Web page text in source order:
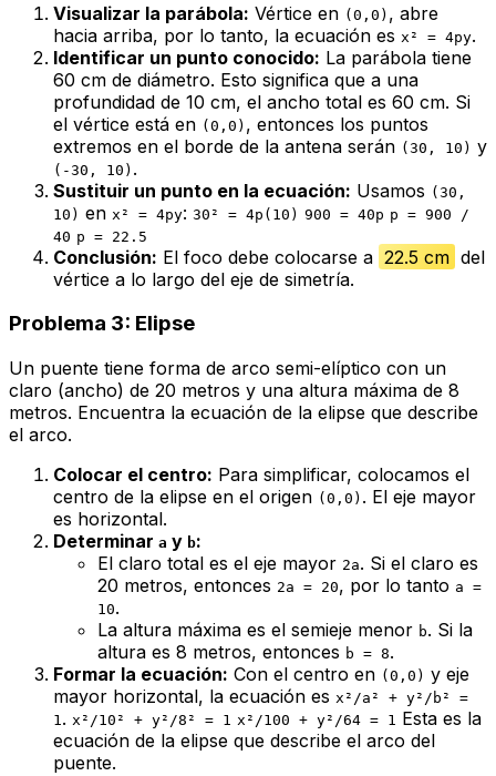
Visualizar la parábola: Vértice en (0,0) , abre
hacia arriba, por lo tanto, la ecuación es x² = 4py.
Identificar un punto conocido: La parábola tiene
60 cm de diámetro. Esto significa que a una
profundidad de 10 cm, el ancho total es 60 cm. Si
el vértice está en (0,0) , entonces los puntos
extremos en el borde de la antena serán (30, 10) y
(-30, 10) .
Sustituir un punto en la ecuación: Usamos (30,
10) en x² = 4py: 30² = 4p(10) 900 = 40p p = 900 /
40 p = 22.5
Conclusión: El foco debe colocarse a 22.5 cm del
vértice a lo largo del eje de simetría.
Problema 3: Elipse
Un puente tiene forma de arco semi-elíptico con un
claro (ancho) de 20 metros y una altura máxima de 8
metros. Encuentra la ecuación de la elipse que describe
el arco.
Colocar el centro: Para simplificar, colocamos el
centro de la elipse en el origen (0,0) . El eje mayor
es horizontal.
Determinar a y b:
El claro total es el eje mayor 2a. Si el claro es
20 metros, entonces 2a = 20, por lo tanto a =
10.
La altura máxima es el semieje menor b. Si la
altura es 8 metros, entonces b = 8.
Formar la ecuación: Con el centro en (0,0) y eje
mayor horizontal, la ecuación es x²/a² + y²/b² =
1. x²/10² + y²/8² = 1 x²/100 + y²/64 = 1 Esta es la
ecuación de la elipse que describe el arco del
puente.